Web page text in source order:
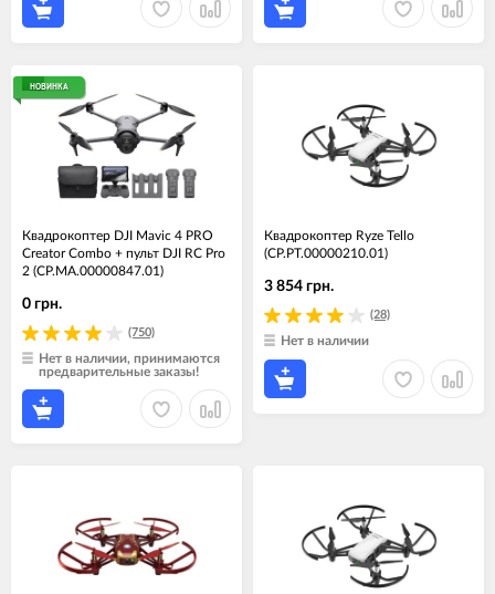
НОВИНКА
Квадрокоптер DJI Mavic 4 PRO
Creator Combo + пульт DJI RC Pro
2 (CP.MA.00000847.01)
(750)
0 грн.
Нет в наличии, принимаются
предварительные заказы!
Квадрокоптер Ryze Tello
(CP.PT.00000210.01)
(28)
3 854 грн.
Нет в наличии